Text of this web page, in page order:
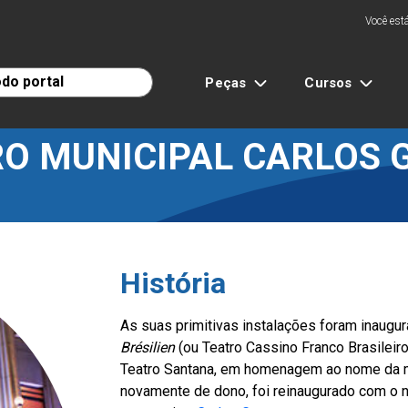
Você
Peças Cursos
MUNICIPAL CARLOS
História
As suas primitivas instalações foram
Brésilien(ou Teatro Cassino Franco
Teatro Santana, em homenagem ao nome
novamente de dono, foi reinaugurado com o